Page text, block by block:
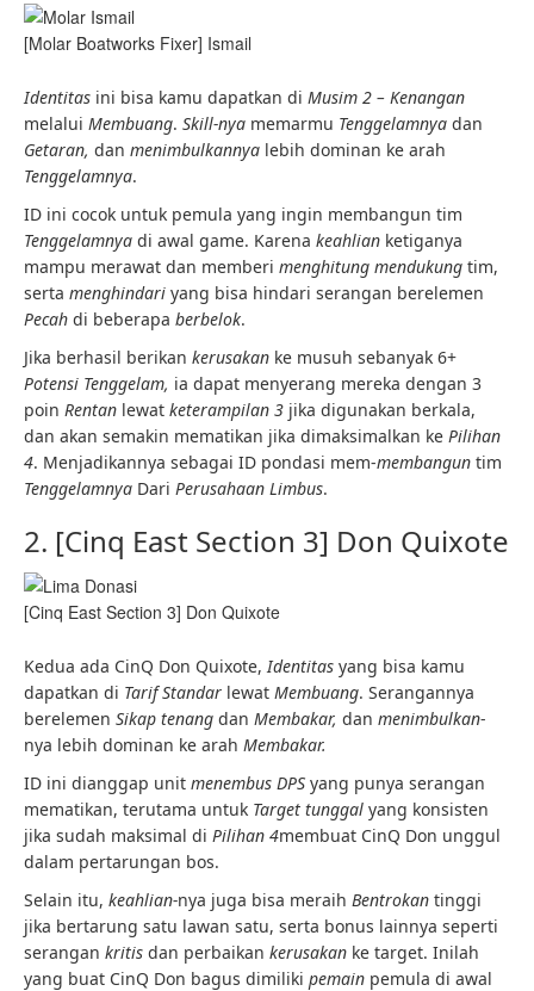
[Molar Boatworks Fixer] Ismail
Identitas ini bisa kamu dapatkan di Musim 2 – Kenangan
melalui Membuang. Skill-nya memarmu Tenggelamnya dan
Getaran, dan menimbulkannya lebih dominan ke arah
Tenggelamnya.
ID ini cocok untuk pemula yang ingin membangun tim
Tenggelamnya di awal game. Karena keahlian ketiganya
mampu merawat dan memberi menghitung mendukung tim,
serta menghindari yang bisa hindari serangan berelemen
Pecah di beberapa berbelok.
Jika berhasil berikan kerusakan ke musuh sebanyak 6+
Potensi Tenggelam, ia dapat menyerang mereka dengan 3
poin Rentan lewat keterampilan 3 jika digunakan berkala,
dan akan semakin mematikan jika dimaksimalkan ke Pilihan
4. Menjadikannya sebagai ID pondasi mem-membangun tim
Tenggelamnya Dari Perusahaan Limbus.
2. [Cinq East Section 3] Don Quixote
[Cinq East Section 3] Don Quixote
Kedua ada CinQ Don Quixote, Identitas yang bisa kamu
dapatkan di Tarif Standar lewat Membuang. Serangannya
berelemen Sikap tenang dan Membakar, dan menimbulkan-
nya lebih dominan ke arah Membakar.
ID ini dianggap unit menembus DPS yang punya serangan
mematikan, terutama untuk Target tunggal yang konsisten
jika sudah maksimal di Pilihan 4membuat CinQ Don unggul
dalam pertarungan bos.
Selain itu, keahlian-nya juga bisa meraih Bentrokan tinggi
jika bertarung satu lawan satu, serta bonus lainnya seperti
serangan kritis dan perbaikan kerusakan ke target. Inilah
yang buat CinQ Don bagus dimiliki pemain pemula di awal